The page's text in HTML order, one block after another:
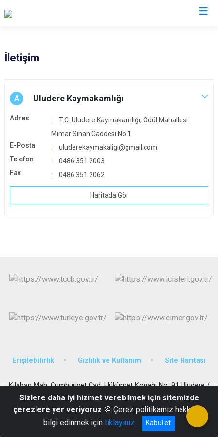
Cizre
Güçlükonak
İdil
İletişim
A Uludere Kaymakamlığı
Adres
T.C. Uludere Kaymakamlığı, Ödül Mahallesi
Mimar Sinan Caddesi No:1
E-Posta
uluderekaymakaligi@gmail.com
Telefon
0486 351 2003
Fax
0486 351 2062
Haritada Gör
Erişilebilirlik Gizlilik ve Kullanım Site Haritası
Kılaban Mah. Cumhuriyet Cad. Hükümet Konağı No: 91 Uludere /
ŞIRNAK
Telefon: 0486 351 20 03 - Belgegeçer: 0486 351 20 62
Sizlere daha iyi hizmet verebilmek için sitemizde
çerezlere yer veriyoruz 🍪 Çerez politikamız hakkında
bilgi edinmek için tıklayınız Kabul et